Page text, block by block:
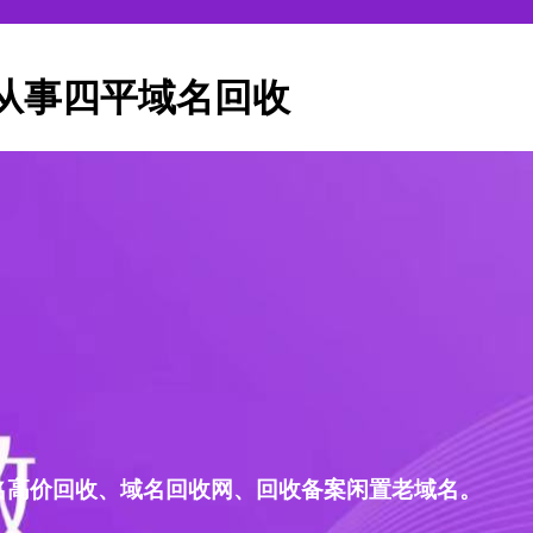
事四平域名回收
价回收、域名回收网、回收备案闲置老域名。